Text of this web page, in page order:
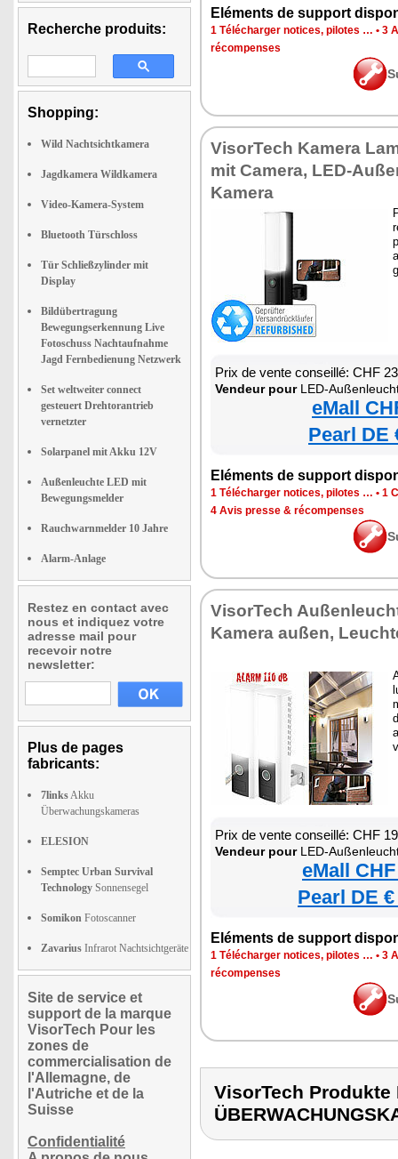
Recherche produits:
Shopping:
Wild Nachtsichtkamera
Jagdkamera Wildkamera
Video-Kamera-System
Bluetooth Türschloss
Tür Schließzylinder mit
Display
Bildübertragung
Bewegungserkennung Live
Fotoschuss Nachtaufnahme
Jagd Fernbedienung Netzwerk
Set weltweiter connect
gesteuert Drehtorantrieb
vernetzter
Solarpanel mit Akku 12V
Außenleuchte LED mit
Bewegungsmelder
Rauchwarnmelder 10 Jahre
Alarm-Anlage
Restez en contact avec
nous et indiquez votre
adresse mail pour
recevoir notre
newsletter:
Plus de pages
fabricants:
7linksAkku
Überwachungskameras
ELESION
Semptec Urban Survival
Technology Sonnensegel
Somikon Fotoscanner
Zavarius Infrarot Nachtsichtgeräte
Site de service et
support de la marque
VisorTech Pour les
zones de
commercialisation de
l'Allemagne, de
l'Autriche et de la
Suisse
Confidentialité
Eléments de support
1 Télécharger notices, pilotes … • 3
récompenses
VisorTech Kamera
mit Camera, LED-
Kamera
Prix de vente conseillé: CHF
Vendeur pourLED-Außenleuchte mit
eMall
Pearl DE
Eléments de support
1 Télécharger notices, pilotes … • 1
4 Avis presse & récompenses
VisorTech
Kamera außen,
Prix de vente conseillé: CHF
Vendeur pourLED-Außenleuchte mit
eMall
Pearl DE
Eléments de support
1 Télécharger notices, pilotes … • 3
récompenses
VisorTech Produkte